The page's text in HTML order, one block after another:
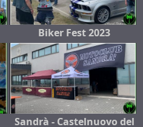
Biker Fest 2023
Sandrà - Castelnuovo del